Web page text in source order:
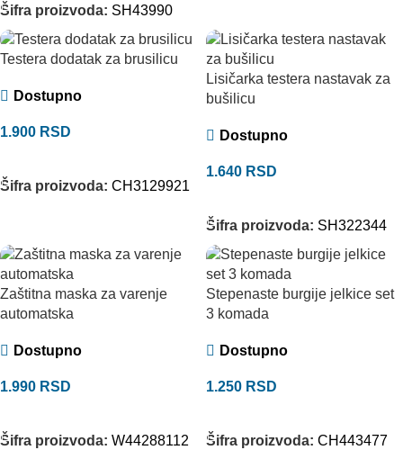
Šifra proizvoda: SH43990
Testera dodatak za brusilicu
Dostupno
1.900 RSD
Šifra proizvoda: CH3129921
Lisičarka testera nastavak za
bušilicu
Dostupno
1.640 RSD
Šifra proizvoda: SH322344
Zaštitna maska za varenje
automatska
Dostupno
1.990 RSD
Šifra proizvoda: W44288112
Stepenaste burgije jelkice set
3 komada
Dostupno
1.250 RSD
Šifra proizvoda: CH443477